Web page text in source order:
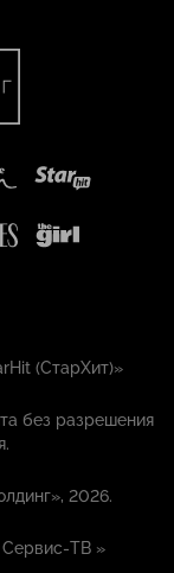
(СтарХит)»
без разрешения
2026.
ТВ »